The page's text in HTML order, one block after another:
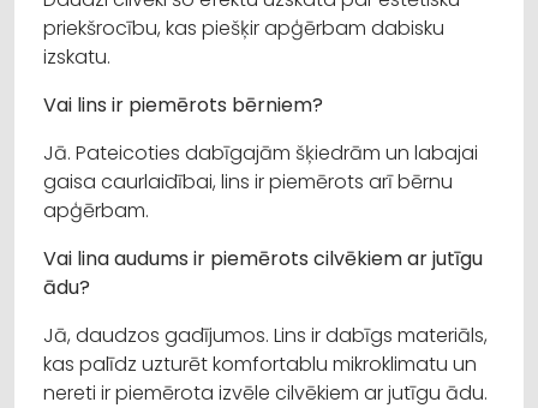
priekšrocību, kas piešķir apģērbam dabisku
izskatu.
Vai lins ir piemērots bērniem?
Jā. Pateicoties dabīgajām šķiedrām un labajai
gaisa caurlaidībai, lins ir piemērots arī bērnu
apģērbam.
Vai lina audums ir piemērots cilvēkiem ar jutīgu
ādu?
Jā, daudzos gadījumos. Lins ir dabīgs materiāls,
kas palīdz uzturēt komfortablu mikroklimatu un
nereti ir piemērota izvēle cilvēkiem ar jutīgu ādu.